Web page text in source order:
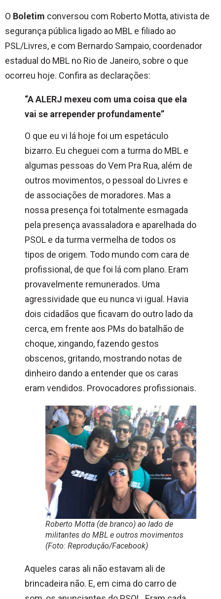
O Boletim conversou com Roberto Motta, ativista de
segurança pública ligado ao MBL e filiado ao
PSL/Livres, e com Bernardo Sampaio, coordenador
estadual do MBL no Rio de Janeiro, sobre o que
ocorreu hoje. Confira as declarações:
“A ALERJ mexeu com uma coisa que ela
vai se arrepender profundamente”
O que eu vi lá hoje foi um espetáculo
bizarro. Eu cheguei com a turma do MBL e
algumas pessoas do Vem Pra Rua, além de
outros movimentos, o pessoal do Livres e
de associações de moradores. Mas a
nossa presença foi totalmente esmagada
pela presença avassaladora e aparelhada do
PSOL e da turma vermelha de todos os
tipos de origem. Todo mundo com cara de
profissional, de que foi lá com plano. Eram
provavelmente remunerados. Uma
agressividade que eu nunca vi igual. Havia
dois cidadãos que ficavam do outro lado da
cerca, em frente aos PMs do batalhão de
choque, xingando, fazendo gestos
obscenos, gritando, mostrando notas de
dinheiro dando a entender que os caras
eram vendidos. Provocadores profissionais.
Roberto Motta (de branco) ao lado de
militantes do MBL e outros movimentos
(Foto: Reprodução/Facebook)
Aqueles caras ali não estavam ali de
brincadeira não. E, em cima do carro de